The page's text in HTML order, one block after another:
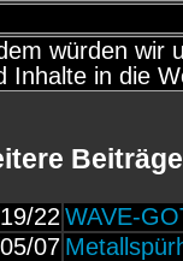
würden wir
Inhalte in die
22 WAVE-
07